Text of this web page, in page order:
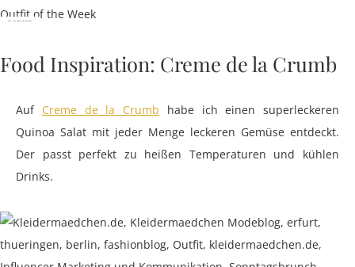
Foto: The Beauty Department
Food Inspiration: Creme de la Crumb
Auf Creme de la Crumb habe ich einen superleckeren
Quinoa Salat mit jeder Menge leckeren Gemüse entdeckt.
Der passt perfekt zu heißen Temperaturen und kühlen
Drinks.